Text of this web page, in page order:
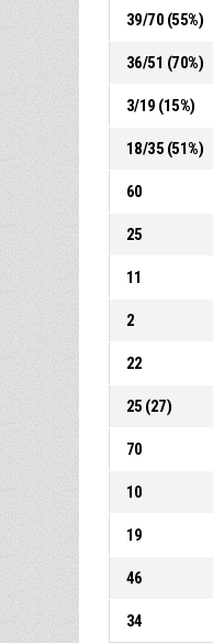
39/70 (55%)
36/51 (70%)
3/19 (15%)
18/35 (51%)
60
25
11
2
22
25 (27)
70
10
19
46
34